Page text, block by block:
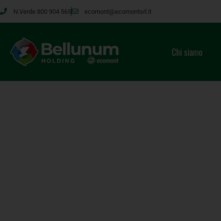
N.Verde 800 904 565 ecomont@ecomontsrl.it
Chi siamo